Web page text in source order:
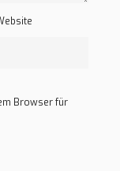
Browser für